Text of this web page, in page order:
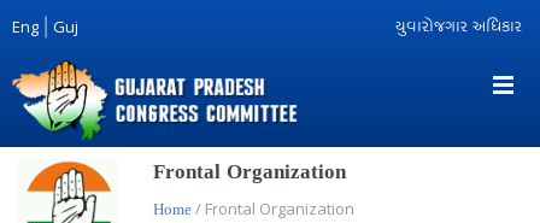
Eng Guj યુવારોજગાર અધિકાર
Frontal Organization
Home/ Frontal Organization